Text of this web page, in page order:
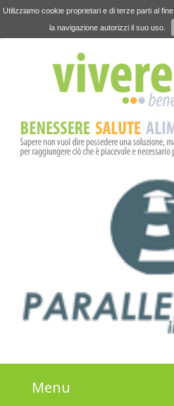
Utilizziamo cookie proprietari e di terze parti al
la navigazione autorizzi il suo uso.
Menu